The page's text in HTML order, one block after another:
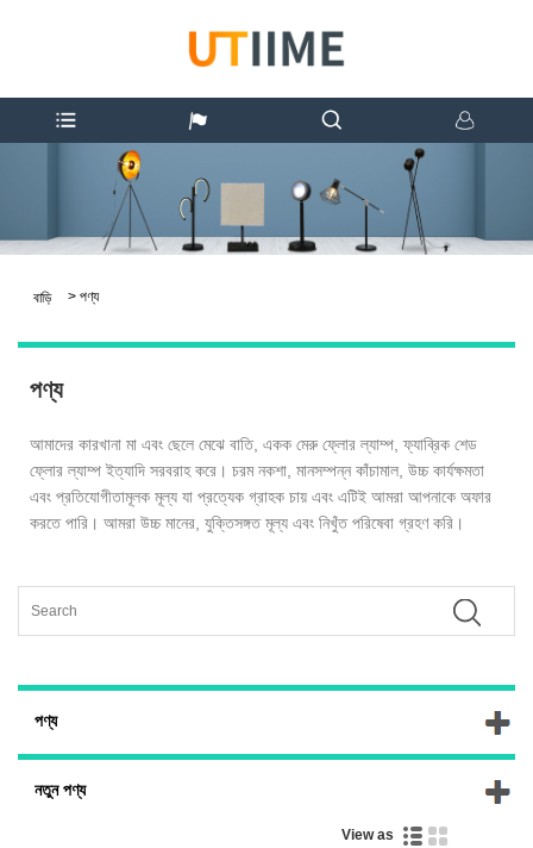
বাড়ি > পণ্য
পণ্য
আমাদের কারখানা মা এবং ছেলে মেঝে বাতি, একক মেরু ফ্লোর ল্যাম্প, ফ্যাব্রিক শেড
ফ্লোর ল্যাম্প ইত্যাদি সরবরাহ করে। চরম নকশা, মানসম্পন্ন কাঁচামাল, উচ্চ কার্যক্ষমতা
এবং প্রতিযোগীতামূলক মূল্য যা প্রত্যেক গ্রাহক চায় এবং এটিই আমরা আপনাকে অফার
করতে পারি। আমরা উচ্চ মানের, যুক্তিসঙ্গত মূল্য এবং নিখুঁত পরিষেবা গ্রহণ করি।
পণ্য
নতুন পণ্য
View as